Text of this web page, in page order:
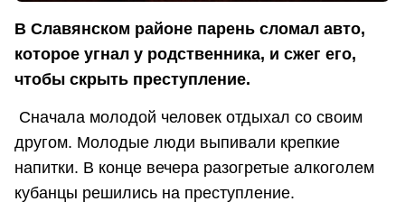
В Славянском районе парень сломал авто,
которое угнал у родственника, и сжег его,
чтобы скрыть преступление.
Сначала молодой человек отдыхал со своим
другом. Молодые люди выпивали крепкие
напитки. В конце вечера разогретые алкоголем
кубанцы решились на преступление.